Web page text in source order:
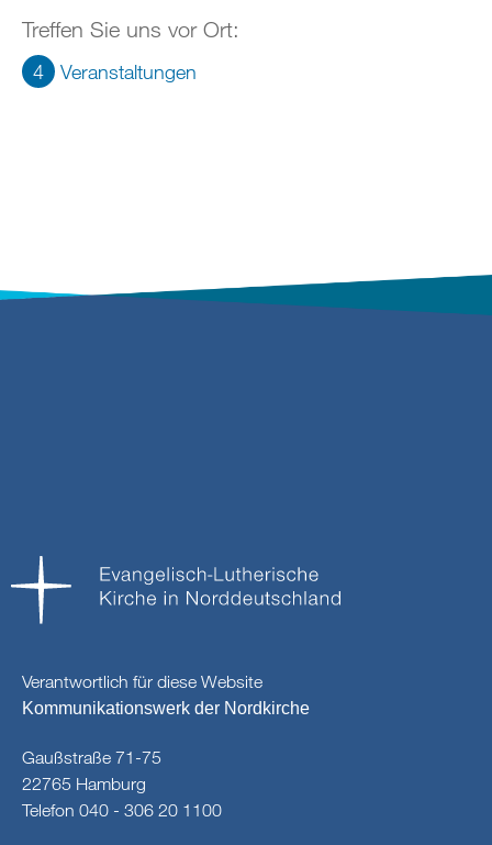
Treffen Sie uns vor Ort:
4 Veranstaltungen
Verantwortlich für diese Website
Kommunikationswerk der Nordkirche
Gaußstraße 71-75
22765 Hamburg
Telefon 040 - 306 20 1100